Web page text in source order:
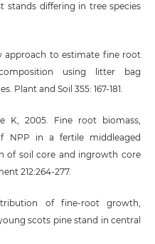
stands differing in tree species
approach to estimate fine root
using litter bag
Plant and Soil 355: 167-181.
K, 2005. Fine root biomass,
NPP in a fertile middleaged
of soil core and ingrowth core
212:264-277.
of fine-root growth,
scots pine stand in central